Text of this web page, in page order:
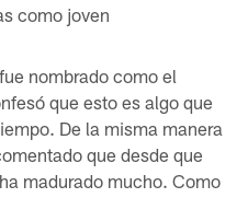
como joven
nombrado como el
que esto es algo que
De la misma manera
que desde que
madurado mucho. Como